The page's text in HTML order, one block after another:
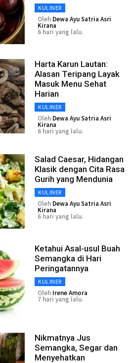
KULINER
Oleh Dewa Ayu Satria Asri
Kirana
6 hari yang lalu.
Harta Karun Lautan:
Alasan Teripang Layak
Masuk Menu Sehat
Harian
KULINER
Oleh Dewa Ayu Satria Asri
Kirana
6 hari yang lalu.
Salad Caesar, Hidangan
Klasik dengan Cita Rasa
Gurih yang Mendunia
KULINER
Oleh Dewa Ayu Satria Asri
Kirana
6 hari yang lalu.
Ketahui Asal-usul Buah
Semangka di Hari
Peringatannya
KULINER
Oleh Irene Amora
7 hari yang lalu.
Nikmatnya Jus
Semangka, Segar dan
Menyehatkan